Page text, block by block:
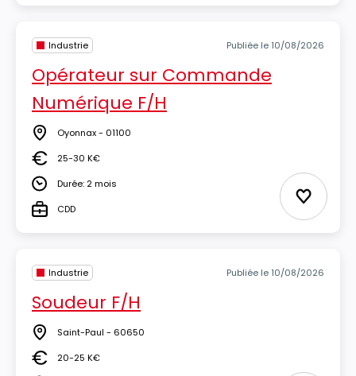
Industrie Publiée le 10/08/2026
Opérateur sur Commande
Numérique F/H
Lieu Oyonnax - 01100
Salaire25-30 K€
DuréeDurée: 2 mois
TypeCDD Ajouter
Industrie Publiée le 10/08/2026
Soudeur F/H
Lieu Saint-Paul - 60650
Salaire20-25 K€